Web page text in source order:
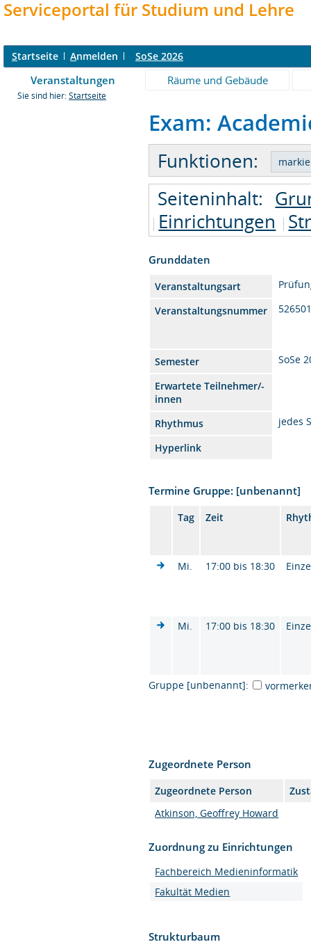
Serviceportal für Studium und Lehre
Startseite Anmelden SoSe 2026
Veranstaltungen Räume und Gebäude
Sie sind hier: Startseite
Exam:
Funktionen:
Seiteninhalt:
Einrichtungen
Grunddaten
Veranstaltungsart
Veranstaltungsnummer
Semester
SoSe
Erwartete Teilnehmer/-
innen
Rhythmus
jedes
Hyperlink
Termine Gruppe: [unbenannt]
Tag Zeit
Mi. 17:00 bis 18:30
Mi. 17:00 bis 18:30
Gruppe [unbenannt]:
Zugeordnete Person
Zugeordnete Person
Atkinson, Geoffrey Howard
Zuordnung zu Einrichtungen
Fachbereich Medieninformatik
Fakultät Medien
Strukturbaum